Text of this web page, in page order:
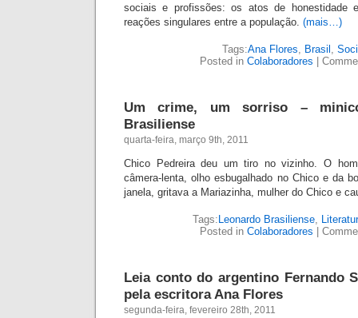
sociais e profissões: os atos de honestidade
reações singulares entre a população. (mais…)
Tags:Ana Flores, Brasil ,
Posted in Colaboradores
Um crime, um sorriso –
Brasiliense
quarta-feira, março 9th, 2011
Chico Pedreira deu um tiro no vizinho. O
câmera-lenta, olho esbugalhado no Chico e da
janela, gritava a Mariazinha, mulher do Chico e
Tags: Leonardo Brasiliense,
Posted in Colaboradores
Leia conto do argentino Fernando
pela escritora Ana Flores
segunda-feira, fevereiro 28th, 2011